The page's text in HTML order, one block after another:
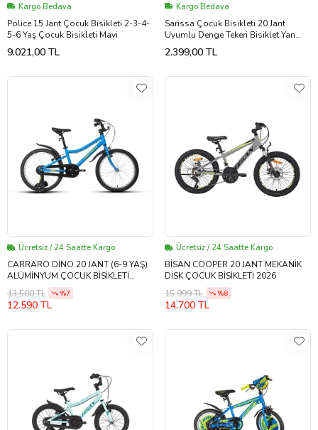
Kargo Bedava
Police 15 Jant Çocuk Bisikleti 2-3-4-
5-6 Yaş Çocuk Bisikleti Mavi
9.021,00 TL
Kargo Bedava
Sarissa Çocuk Bisikleti 20 Jant
Uyumlu Denge Tekeri Bisiklet Yan
Teker Siyah
2.399,00 TL
Ücretsiz / 24 Saatte Kargo
CARRARO DİNO 20 JANT (6-9 YAŞ)
ALÜMİNYUM ÇOCUK BİSİKLETİ
MAVİ-YEŞİL
13.500 TL %7
12.590 TL
Ücretsiz / 24 Saatte Kargo
BİSAN COOPER 20 JANT MEKANİK
DİSK ÇOCUK BİSİKLETİ 2026
15.999 TL
%8
14.700 TL